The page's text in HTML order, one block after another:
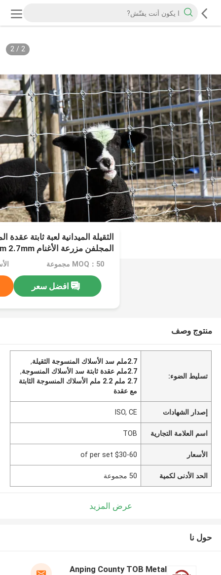
2
/
2
الثقيلة الميدانية لعبة ثابتة
المجلفن مزرعة الأغنام 2.2mm 2.5mm 2.7mm
MOQ：50 مجموعة
افضل سعر
منتوج وصف
تسليط الضوء:
2.7ملم سد الأسلاك المنسوجة الثقيلة
,
2.7ملم عقدة ثابتة سد الأسلاك المنسوجة
,
2.7 ملم 2.2 ملم الأسلاك المنسوجة الثابتة
مع عقدة
إصدار الشهادات ISO, CE
اسم العلامة التجارية TOB
الأسعار $30-60 of per set
الحد الأدنى لكمية 50 مجموعة
عرض المزيد
حول نا
Anping County TOB Metal